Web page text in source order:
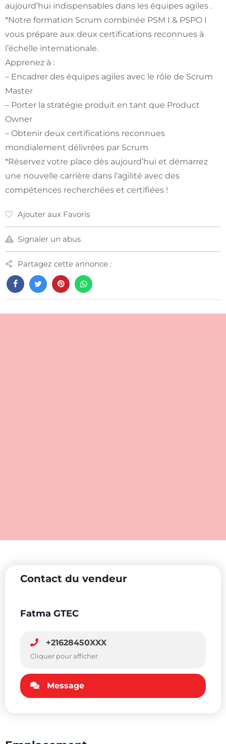
aujourd’hui indispensables dans les équipes agiles .
*Notre formation Scrum combinée PSM I & PSPO I
vous prépare aux deux certifications reconnues à
l’échelle internationale.
Apprenez à :
– Encadrer des équipes agiles avec le rôle de Scrum
Master
– Porter la stratégie produit en tant que Product
Owner
– Obtenir deux certifications reconnues
mondialement délivrées par Scrum
*Réservez votre place dès aujourd’hui et démarrez
une nouvelle carrière dans l’agilité avec des
compétences recherchées et certifiées !
Ajouter aux Favoris
Signaler un abus
Partagez cette annonce :
Contact du vendeur
Fatma GTEC
+21628450XXX
Cliquer pour afficher
Message